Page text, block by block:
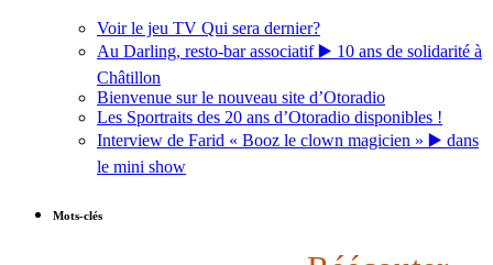
Voir le jeu TV Qui sera dernier?
Au Darling, resto-bar associatif ▶️ 10 ans de solidarité à
Châtillon
Bienvenue sur le nouveau site d’Otoradio
Les Sportraits des 20 ans d’Otoradio disponibles !
Interview de Farid « Booz le clown magicien » ▶️ dans
le mini show
Mots-clés